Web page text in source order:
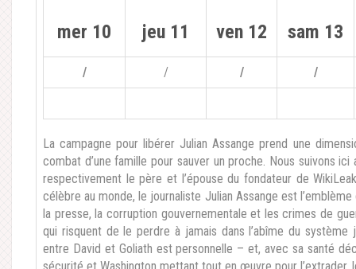
mer 10 jeu 11 ven 12 sam 13
/ / / /
La campagne pour libérer Julian Assange prend une
combat d’une famille pour sauver un proche. Nous suivons
respectivement le père et l’épouse du fondateur de
célèbre au monde, le journaliste Julian Assange est
la presse, la corruption gouvernementale et les crimes de
qui risquent de le perdre à jamais dans l’abîme du
entre David et Goliath est personnelle – et, avec sa santé